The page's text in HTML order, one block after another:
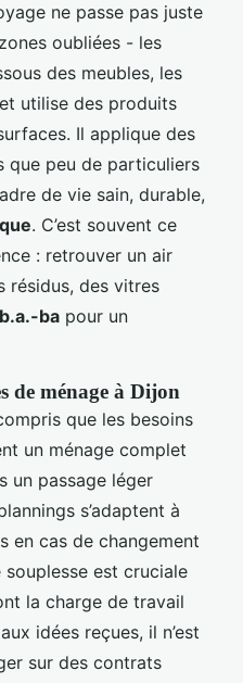
ne passe pas juste
oubliées - les
des meubles, les
utilise des produits
Il applique des
que peu de particuliers
de vie sain, durable,
. C’est souvent ce
: retrouver un air
résidus, des vitres
ba pour un
de ménage à Dijon
que les besoins
un ménage complet
un passage léger
s’adaptent à
en cas de changement
est cruciale
la charge de travail
idées reçues, il n’est
sur des contrats